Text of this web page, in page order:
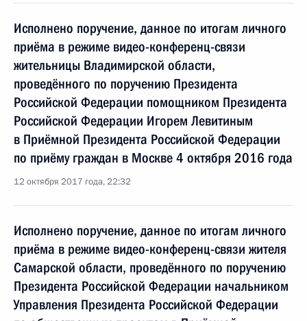
Исполнено поручение, данное по итогам личного
приёма в режиме видео-конференц-связи
жительницы Владимирской области,
проведённого по поручению Президента
Российской Федерации помощником Президента
Российской Федерации Игорем Левитиным
в Приёмной Президента Российской Федерации
по приёму граждан в Москве 4 октября 2016 года
12 октября 2017 года, 22:32
Исполнено поручение, данное по итогам личного
приёма в режиме видео-конференц-связи жителя
Самарской области, проведённого по поручению
Президента Российской Федерации начальником
Управления Президента Российской Федерации